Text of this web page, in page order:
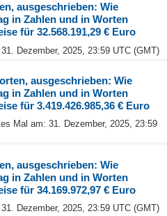
ausgeschrieben: Wie
in Zahlen und in Worten
für 32.568.191,29 € Euro
Dezember, 2025, 23:59 UTC (GMT)
ausgeschrieben: Wie
in Zahlen und in Worten
für 3.419.426.985,36 € Euro
Mal am: 31. Dezember, 2025, 23:59
ausgeschrieben: Wie
in Zahlen und in Worten
für 34.169.972,97 € Euro
Dezember, 2025, 23:59 UTC (GMT)